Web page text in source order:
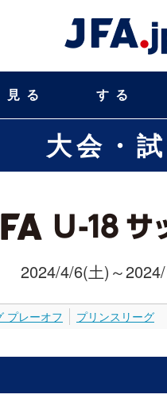
見る する
大会・
2024/4/6(土)～
プレーオフ プリンスリーグ